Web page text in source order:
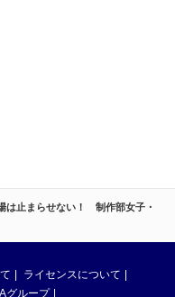
は止まらせない！ 制作部女子・
ライセンスについて
グループ